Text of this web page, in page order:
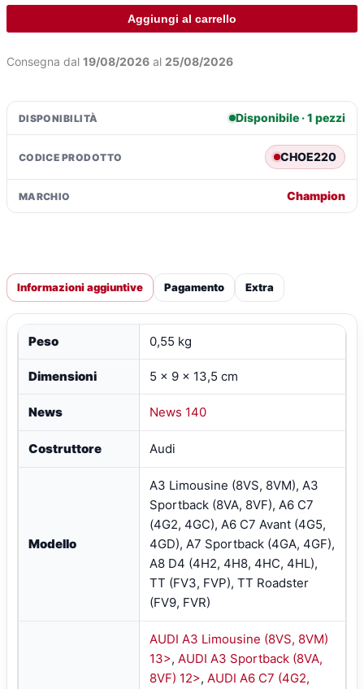
ERA:
€266,57.
È:
pz
Platinum
KEC4PYPBF-
quantità
Aggiungi al carrello
Consegna dal 19/08/2026al 25/08/2026
DISPONIBILITÀ Disponibile · 1 pezzi
CODICE PRODOTTO CHOE220
MARCHIO Champion
Informazioni aggiuntive Pagamento Extra
Peso 0,55 kg
Dimensioni 5 × 9 × 13,5 cm
News News 140
Costruttore Audi
Modello
A3 Limousine (8VS, 8VM), A3
Sportback (8VA, 8VF), A6 C7
(4G2, 4GC), A6 C7 Avant (4G5,
4GD), A7 Sportback (4GA, 4GF),
A8 D4 (4H2, 4H8, 4HC, 4HL),
TT (FV3, FVP), TT Roadster
(FV9, FVR)
AUDI A3 Limousine (8VS, 8VM)
13>, AUDI A3 Sportback (8VA,
8VF) 12>, AUDI A6 C7 (4G2,